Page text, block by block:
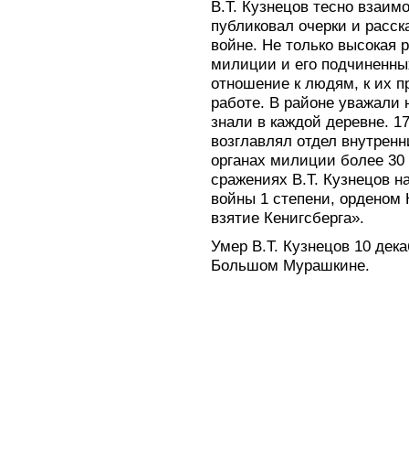
В.Т. Кузнецов тесно
публиковал очерки и
войне. Не только высокая
милиции и его
отношение к людям, к их
работе. В районе
знали в каждой деревне.
возглавлял отдел
органах милиции более
сражениях В.Т. Кузнецов
войны 1 степени,
взятие Кенигсберга».
Умер В.Т. Кузнецов 10
Большом Мурашкине.